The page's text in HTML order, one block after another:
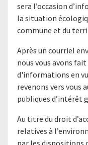
sera l’occasion
la situation
commune et du
Après un courriel
nous vous avons
d'informations en
revenons vers vous
publiques d’intérêt
Au titre du droit
relatives à